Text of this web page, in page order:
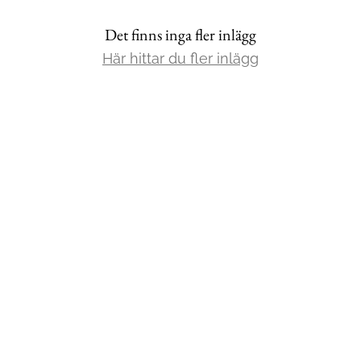
Det finns inga fler inlägg
Här hittar du fler inlägg